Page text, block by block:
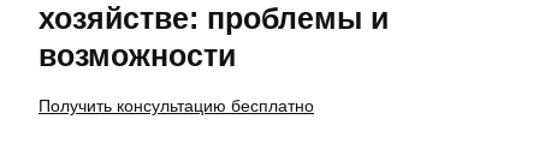
хозяйстве: проблемы и
возможности
Получить консультацию бесплатно